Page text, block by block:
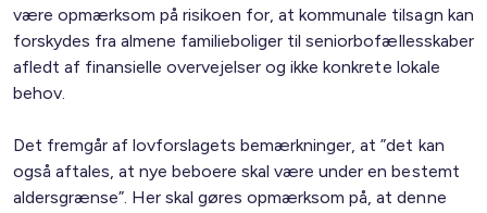
være opmærksom på risikoen for, at kommunale tilsagn kan
forskydes fra almene familieboliger til seniorbofællesskaber
afledt af finansielle overvejelser og ikke konkrete lokale
behov.
Det fremgår af lovforslagets bemærkninger, at ”det kan
også aftales, at nye beboere skal være under en bestemt
aldersgrænse”. Her skal gøres opmærksom på, at denne